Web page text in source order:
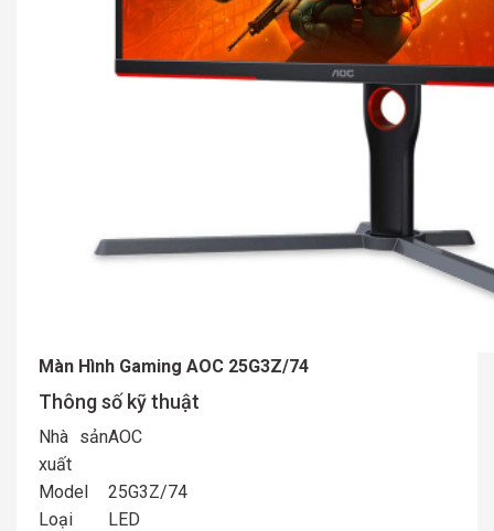
Màn Hình Gaming AOC 25G3Z/74
Thông số kỹ thuật
Nhà sản
xuất
AOC
Model
25G3Z/74
Loại
LED